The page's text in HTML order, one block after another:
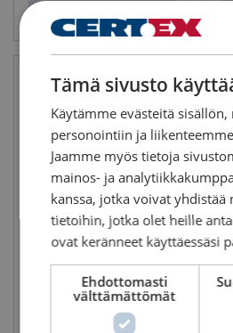
Teräsköysi 6x36-IWRC
31
Tämä sivusto
Käytämme evästeitä
personointiin ja
Jaamme myös tietoja
mainos- ja
kanssa, jotka voivat yhdistää
tietoihin, jotka olet heille
ovat keränneet käyttäessäsi
Ehdottomasti
välttämättömät